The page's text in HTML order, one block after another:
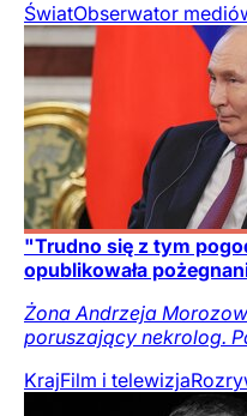
ŚwiatObserwator
"Trudno się z tym
opublikowała
Żona Andrzeja
poruszający nekrolog.
KrajFilm i telewizja